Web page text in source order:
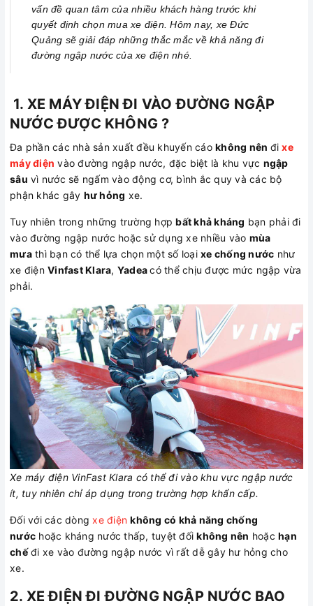
vấn đề quan tâm của nhiều khách hàng trước khi
quyết định chọn mua xe điện. Hôm nay, xe Đức
Quảng sẽ giải đáp những thắc mắc về khả năng đi
đường ngập nước của xe điện nhé.
1. XE MÁY ĐIỆN ĐI VÀO ĐƯỜNG NGẬP
NƯỚC ĐƯỢC KHÔNG ?
Đa phần các nhà sản xuất đều khuyến cáo không nên đixe
máy điện vào đường ngập nước, đặc biệt là khu vực ngập
sâu vì nước sẽ ngấm vào động cơ, bình ắc quy và các bộ
phận khác gây hư hỏng xe.
Tuy nhiên trong những trường hợpbất khả kháng bạn phải đi
vào đường ngập nước hoặc sử dụng xe nhiều vào mùa
mưathì bạn có thể lựa chọn một số loại xe chống nước như
xe điện Vinfast Klara, Yadeacó thể chịu được mức ngập vừa
phải.
Xe máy điện VinFast Klara có thể đi vào khu vực ngập nước
ít, tuy nhiên chỉ áp dụng trong trường hợp khẩn cấp.
Đối với các dòngxe điện không có khả năng chống
nước hoặc kháng nước thấp, tuyệt đốikhông nên hoặc hạn
chếđi xe vào đường ngập nước vì rất dễ gây hư hỏng cho
xe.
2. XE ĐIỆN ĐI ĐƯỜNG NGẬP NƯỚC BAO